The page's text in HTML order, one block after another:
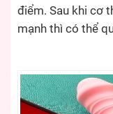
điểm. Sau khi cơ
mạnh thì có thể